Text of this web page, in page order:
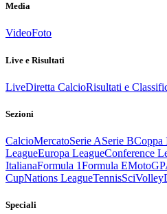
Media
VideoFoto
Live e Risultati
LiveDiretta CalcioRisultati e
Sezioni
CalcioMercatoSerie ASerie BCoppa
LeagueEuropa LeagueConference
ItalianaFormula 1Formula EMotoGP
CupNations LeagueTennisSciVolley
Speciali